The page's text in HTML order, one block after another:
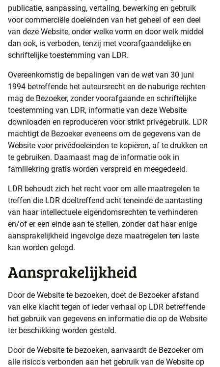
publicatie, aanpassing, vertaling, bewerking en gebruik
voor commerciële doeleinden van het geheel of een deel
van deze Website, onder welke vorm en door welk middel
dan ook, is verboden, tenzij met voorafgaandelijke en
schriftelijke toestemming van LDR.
Overeenkomstig de bepalingen van de wet van 30 juni
1994 betreffende het auteursrecht en de naburige rechten
mag de Bezoeker, zonder voorafgaande en schriftelijke
toestemming van LDR, informatie van deze Website
downloaden en reproduceren voor strikt privégebruik. LDR
machtigt de Bezoeker eveneens om de gegevens van de
Website voor privédoeleinden te kopiëren, af te drukken en
te gebruiken. Daarnaast mag de informatie ook in
familiekring gratis worden verspreid en meegedeeld.
LDR behoudt zich het recht voor om alle maatregelen te
treffen die LDR doeltreffend acht teneinde de aantasting
van haar intellectuele eigendomsrechten te verhinderen
en/of er een einde aan te stellen, zonder dat haar enige
aansprakelijkheid ingevolge deze maatregelen ten laste
kan worden gelegd.
Aansprakelijkheid
Door de Website te bezoeken, doet de Bezoeker afstand
van elke klacht tegen of ieder verhaal op LDR betreffende
het gebruik van gegevens en informatie die op de Website
ter beschikking worden gesteld.
Door de Website te bezoeken, aanvaardt de Bezoeker om
alle risico's verbonden aan het gebruik van de Website op